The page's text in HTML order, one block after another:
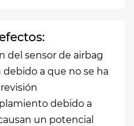
del sensor de airbag
a que no se ha
debido a
un potencial